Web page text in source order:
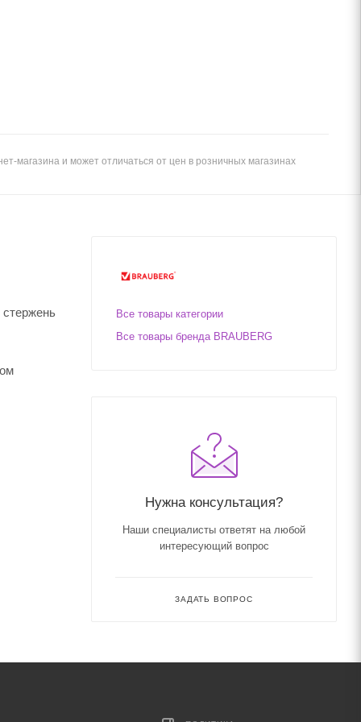
магазина и может отличаться от цен в розничных магазинах
стержень
Все товары категории
Все товары бренда BRAUBERG
Нужна консультация?
Наши специалисты ответят на любой
интересующий вопрос
ЗАДАТЬ ВОПРОС